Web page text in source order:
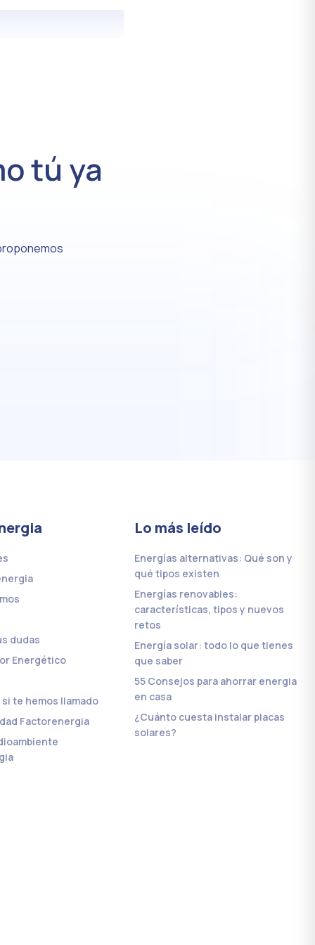
tú ya
dudas
Energético
te hemos llamado
Factorenergia
Lo más leído
Energías alternativas: Qué son y
qué tipos existen
Energías renovables:
características, tipos y nuevos
retos
Energía solar: todo lo que tienes
que saber
55 Consejos para ahorrar energia
en casa
¿Cuánto cuesta instalar placas
solares?